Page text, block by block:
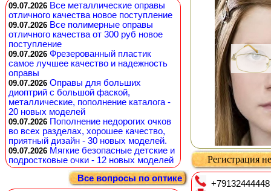
09.07.2026 Все металлические оправы
отличного качества новое поступление
09.07.2026 Все полимерные оправы
отличного качества от 300 руб новое
поступление
09.07.2026 Фрезерованный пластик
самое лучшее качество и надежность
оправы
09.07.2026 Оправы для больших
диоптрий с большой фаской,
металлические, пополнение каталога -
20 новых моделей
09.07.2026 Пополнение недорогих очков
во всех разделах, хорошее качество,
приятный дизайн - 30 новых моделей.
09.07.2026 Мягкие безопасные детские и
подростковые очки - 12 новых моделей
Все вопросы по оптике
Регистрация
+79132444448